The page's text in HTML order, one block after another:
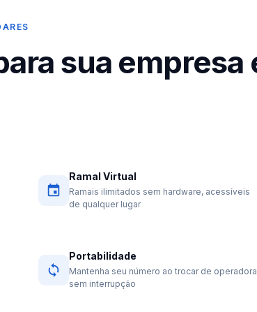
sua empresa
Ramal Virtual
Ramais ilimitados sem hardware, acessíveis
de qualquer lugar
Portabilidade
Mantenha seu número ao trocar de operadora
sem interrupção